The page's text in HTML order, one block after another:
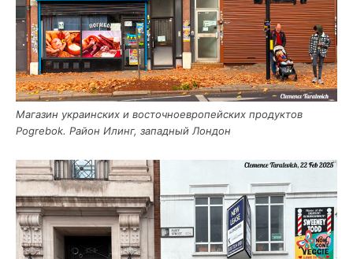
Мага­зин укра­ин­ских и восточ­но­ев­ро­пей­ских про­дук­тов
Pogrebok. Рай­он Илинг, запад­ный Лондон